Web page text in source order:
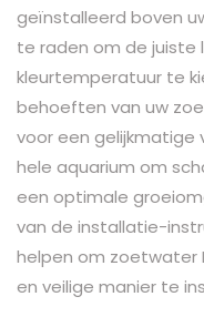
geïnstalleerd boven
te raden om de juiste
kleurtemperatuur te
behoeften van uw
voor een gelijkmatige
hele aquarium om
een optimale
van de installatie-
helpen om zoetwater
en veilige manier te